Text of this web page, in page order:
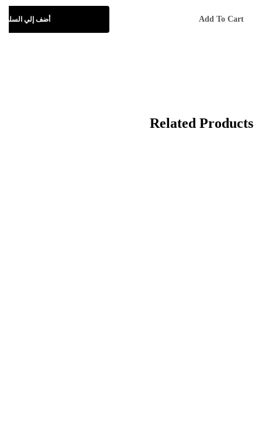
Add To Cart أضف إلي السلة
Related Products